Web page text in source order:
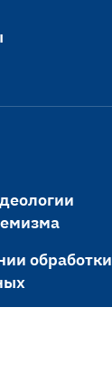
обработки